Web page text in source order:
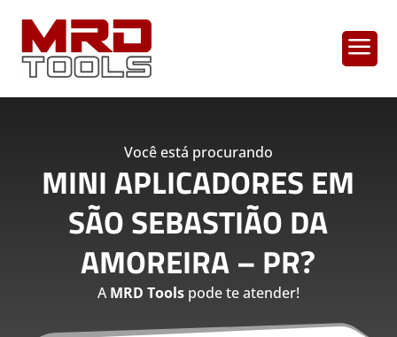
a
Você está procurando
MINI APLICADORES EM
SÃO SEBASTIÃO DA
AMOREIRA – PR?
AMRD Toolspode te atender!